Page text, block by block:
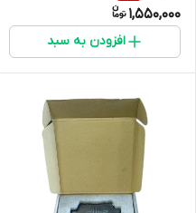
1,550,000
افزودن به سبد